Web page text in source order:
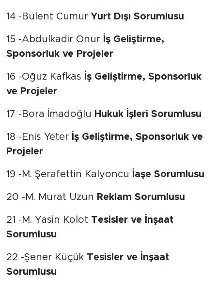
14 -Bülent Cumur Yurt Dışı Sorumlusu
15 -Abdulkadir Onur İş Geliştirme,
Sponsorluk ve Projeler
16 -Oğuz Kafkas İş Geliştirme, Sponsorluk
ve Projeler
17 -Bora İmadoğlu Hukuk İşleri Sorumlusu
18 -Enis Yeter İş Geliştirme, Sponsorluk ve
Projeler
19 -M. Şerafettin Kalyoncu İaşe Sorumlusu
20 -M. Murat Uzun Reklam Sorumlusu
21 -M. Yasin Kolot Tesisler ve İnşaat
Sorumlusu
22 -Şener Küçük Tesisler ve İnşaat
Sorumlusu